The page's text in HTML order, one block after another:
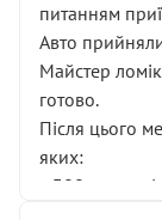
питанням
Авто
Майстер
готово.
Після цього
яких:
• 300 грн —